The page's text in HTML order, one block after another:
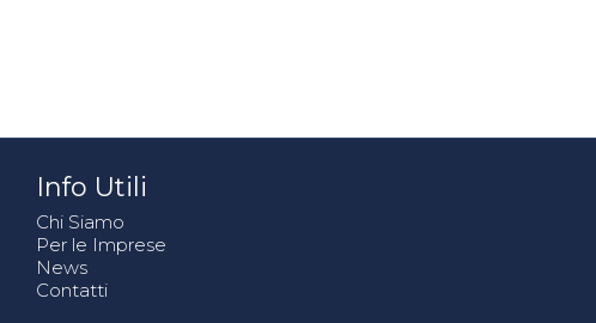
Info Utili
Chi Siamo
Per le Imprese
News
Contatti